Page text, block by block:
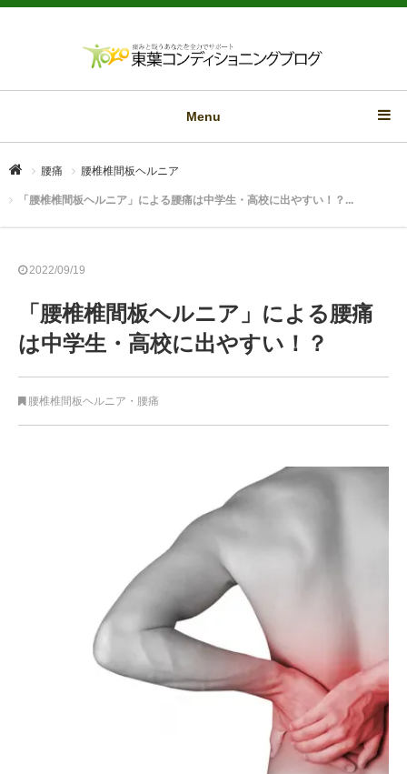
Menu
腰痛 腰椎椎間板ヘルニア
「腰椎椎間板ヘルニア」による腰痛は中学生・高校に出やすい！？...
2022/09/19
「腰椎椎間板ヘルニア」による腰痛
は中学生・高校に出やすい！？
腰椎椎間板ヘルニア ・ 腰痛